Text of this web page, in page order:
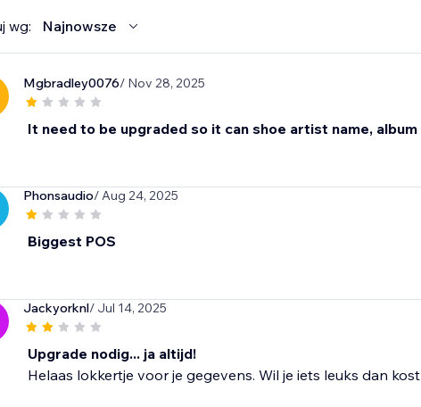
wg: Najnowsze
Mgbradley0076/ Nov 28, 2025
It need to be upgraded so it can shoe artist name,
Phonsaudio/ Aug 24, 2025
Biggest POS
Jackyorknl/ Jul 14, 2025
Upgrade nodig... ja altijd!
Helaas lokkertje voor je gegevens. Wil je iets leuks dan